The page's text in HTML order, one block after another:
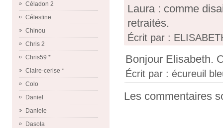
Céladon 2
Célestine
Chinou
Chris 2
Chris59 *
Claire-cerise *
Colo
Daniel
Daniele
Dasola
Laura : comme
retraités.
Écrit par :
Bonjour Elisabeth.
Écrit par : écureuil
Les commentaires